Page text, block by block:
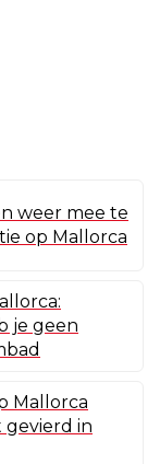
weer mee te
op Mallorca
je geen
Mallorca
in